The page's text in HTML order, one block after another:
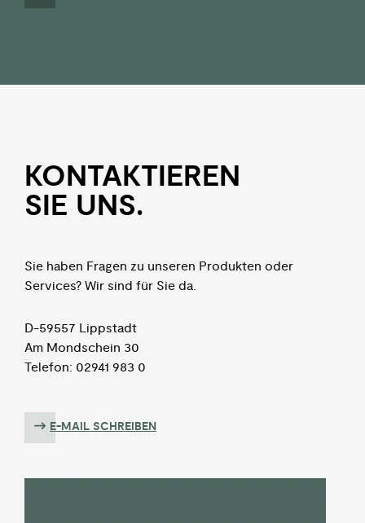
KON­TAKTIEREN
SIE UNS.
Sie haben Fragen zu unseren Produkten oder
Services? Wir sind für Sie da.
D-59557 Lippstadt
Am Mondschein 30
Telefon: 02941 983 0
E-MAIL SCHREIBEN